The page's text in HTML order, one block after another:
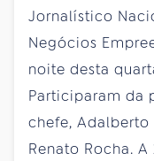
Jornalístico
Negócios
noite desta
Participaram da
chefe,
Renato Rocha.